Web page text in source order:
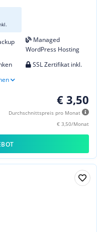
Managed
WordPress Hosting
SSL Zertifikat inkl.
€ 3,50
Durchschnittspreis pro Monat
€ 3,50/Monat